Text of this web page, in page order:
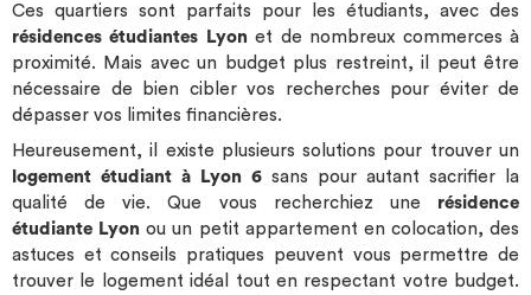
Ces quartiers sont parfaits pour les étudiants, avec des
résidences étudiantes Lyon et de nombreux commerces à
proximité. Mais avec un budget plus restreint, il peut être
nécessaire de bien cibler vos recherches pour éviter de
dépasser vos limites financières.
Heureusement, il existe plusieurs solutions pour trouver un
logement étudiant à Lyon 6 sans pour autant sacrifier la
qualité de vie. Que vous recherchiez une résidence
étudiante Lyon ou un petit appartement en colocation, des
astuces et conseils pratiques peuvent vous permettre de
trouver le logement idéal tout en respectant votre budget.